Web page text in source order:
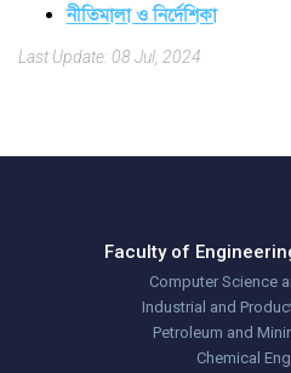
নীতিমালা ও নির্দেশিকা
Last Update: 08 Jul, 2024
Faculty of
Computer Science
Industrial and
Petroleum and
Chemical